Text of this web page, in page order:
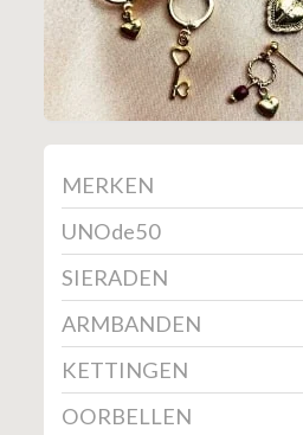
MERKEN
UNOde50
SIERADEN
ARMBANDEN
KETTINGEN
OORBELLEN